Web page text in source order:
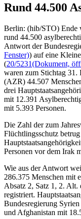
Rund 44.500
Berlin: (hib/STO) Ende
rund 44.500
Antwort der
Fenster)) auf eine
(20/5231(Dokument,
waren zum Stichtag 31.
(AZR) 44.507
drei
mit 12.391
mit 5.393 Personen.
Die Zahl der zum
Flüchtlingsschutz
Personen vor dem Irak
Wie aus der Antwort
286.375 Menschen mit
Absatz 2, Satz 1, 2. Alt.
registriert.
Bundesregierung
und Afghanistan mit